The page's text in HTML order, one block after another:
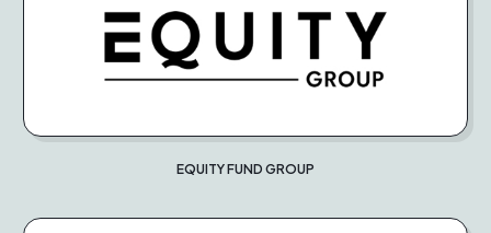
EQUITY FUND GROUP